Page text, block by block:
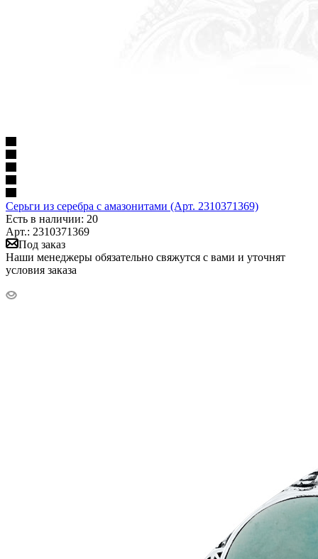
Серьги из серебра с амазонитами (Арт. 2310371369)
Есть в наличии: 20
Арт.: 2310371369
Под заказ
Наши менеджеры обязательно свяжутся с вами и уточнят
условия заказа